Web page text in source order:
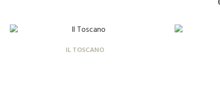
IL TOSCANO